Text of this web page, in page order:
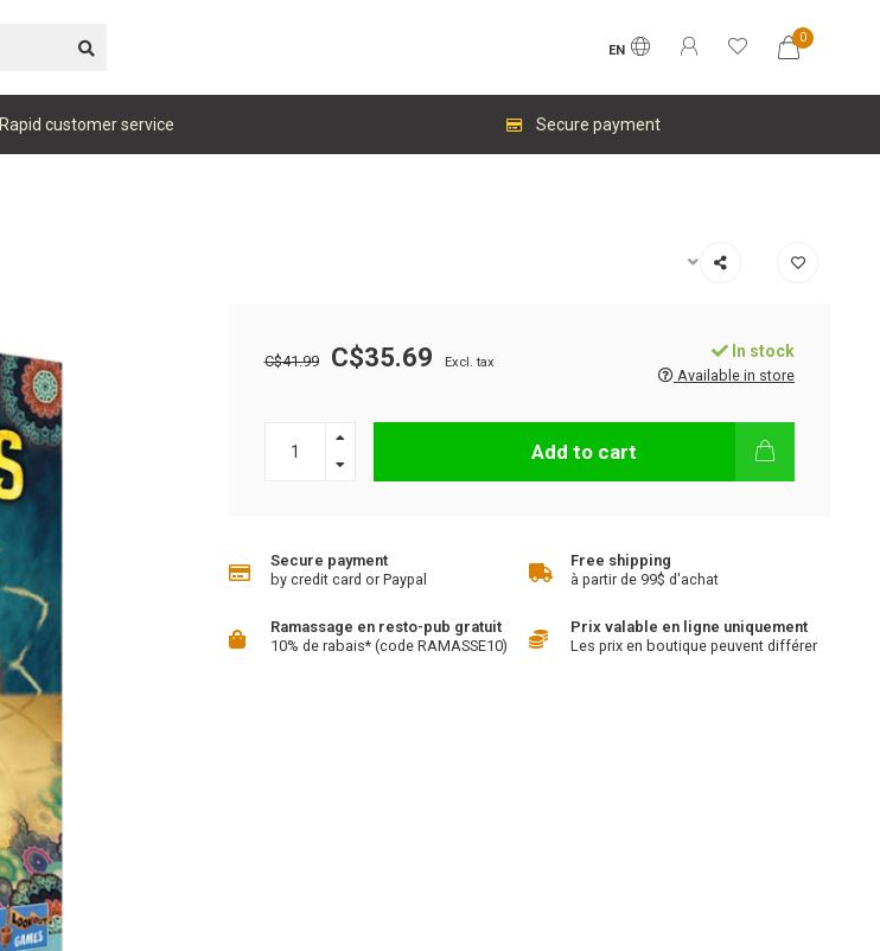
EN
0
Rapid customer service Secure payment
C$41.99 C$35.69 Excl. tax
In stock
Available in store
Add to cart
Secure payment
by credit card or Paypal
Free shipping
à partir de 99$ d'achat
Ramassage en resto-pub gratuit
10% de rabais* (code RAMASSE10)
Prix valable en ligne uniquement
Les prix en boutique peuvent différer